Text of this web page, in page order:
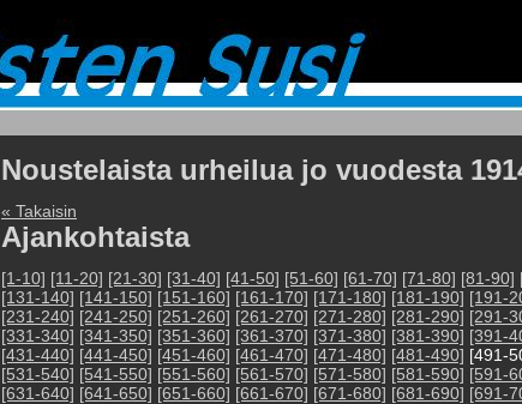
Noustelaista urheilua jo vuodesta
« Takaisin
Ajankohtaista
[1-10] [11-20] [21-30] [31-40] [41-50] [51-60] [61-70] [71-80] [81-90]
[131-140] [141-150] [151-160] [161-170] [171-180] [181-190] [191-
[231-240] [241-250] [251-260] [261-270] [271-280] [281-290] [291-
[331-340] [341-350] [351-360] [361-370] [371-380] [381-390] [391-
[431-440] [441-450] [451-460] [461-470] [471-480] [481-490] [491-
[531-540] [541-550] [551-560] [561-570] [571-580] [581-590] [591-
[631-640] [641-650] [651-660] [661-670] [671-680] [681-690] [691-